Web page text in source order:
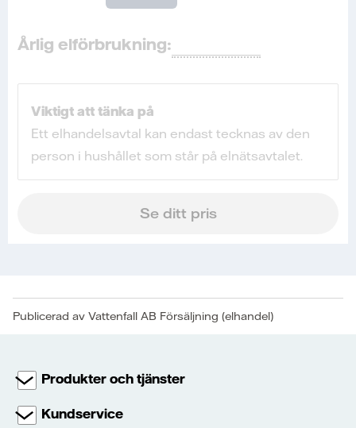
Publicerad av Vattenfall AB Försäljning (elhandel)
Produkter och tjänster
Kundservice